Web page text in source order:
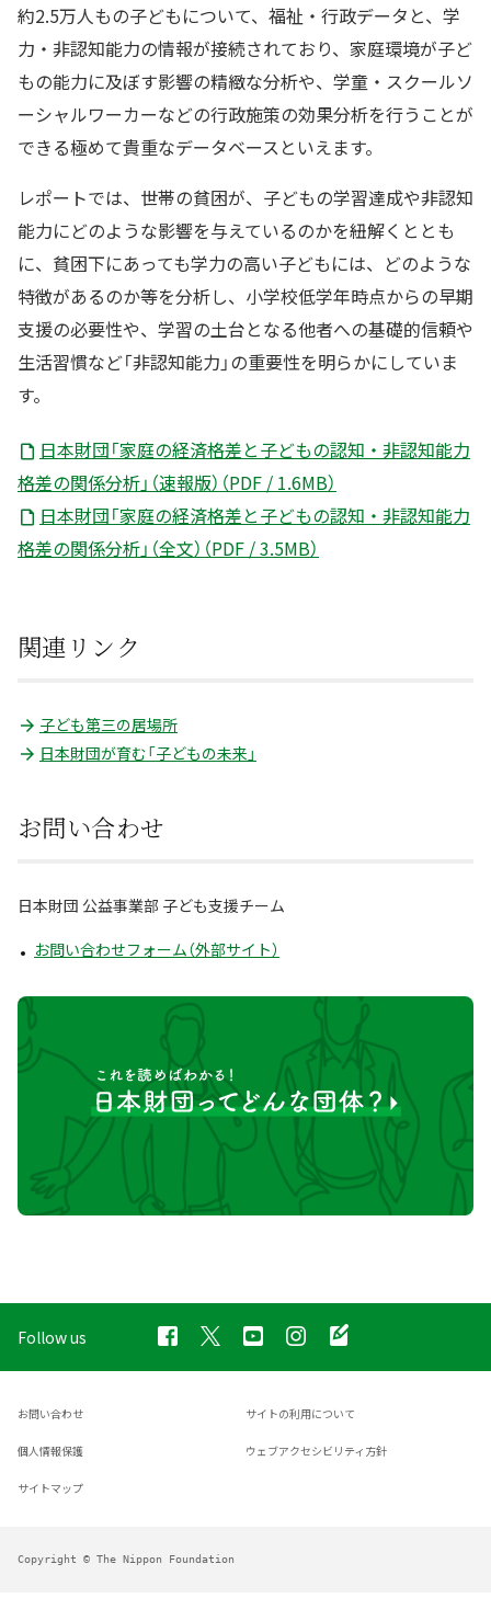
約2.5万人もの子どもについて、福祉・行政データと、学
力・非認知能力の情報が接続されており、家庭環境が子ど
もの能力に及ぼす影響の精緻な分析や、学童・スクールソ
ーシャルワーカーなどの行政施策の効果分析を行うことが
できる極めて貴重なデータベースといえます。
レポートでは、世帯の貧困が、子どもの学習達成や非認知
能力にどのような影響を与えているのかを紐解くととも
に、貧困下にあっても学力の高い子どもには、どのような
特徴があるのか等を分析し、小学校低学年時点からの早期
支援の必要性や、学習の土台となる他者への基礎的信頼や
生活習慣など「非認知能力」の重要性を明らかにしていま
す。
日本財団「家庭の経済格差と子どもの認知・非認知能力
格差の関係分析」（速報版）（PDF / 1.6MB）
日本財団「家庭の経済格差と子どもの認知・非認知能力
格差の関係分析」（全文）（PDF / 3.5MB）
関連リンク
子ども第三の居場所
日本財団が育む「子どもの未来」
お問い合わせ
日本財団 公益事業部 子ども支援チーム
お問い合わせフォーム（外部サイト）
Follow us
お問い合わせ サイトの利用について
個人情報保護 ウェブアクセシビリティ方針
サイトマップ
Copyright © The Nippon Foundation